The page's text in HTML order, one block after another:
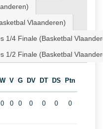
Vlaanderen)
1/4 Finale (Basketbal
1/2 Finale (Basketbal
W V G DV DT DS Ptn
0 0 0 0 0 0 0